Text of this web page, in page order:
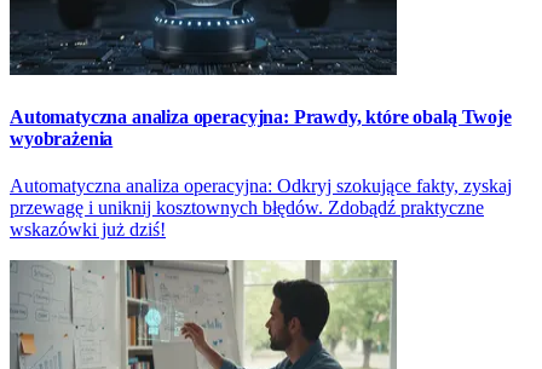
Automatyczna analiza operacyjna: Prawdy, które obalą Twoje
wyobrażenia
Automatyczna analiza operacyjna: Odkryj szokujące fakty, zyskaj
przewagę i uniknij kosztownych błędów. Zdobądź praktyczne
wskazówki już dziś!